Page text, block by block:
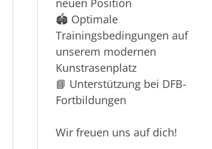
👦👧 Motivierte und lernbereite
Kinder und Jugendliche
🤝 Die volle Unterstützung des
gesamten Teams in deiner
neuen Position
🏟️ Optimale
Trainingsbedingungen auf
unserem modernen
Kunstrasenplatz